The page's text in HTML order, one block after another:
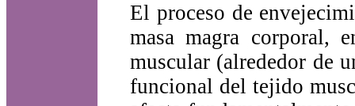
El proceso de
masa magra corporal,
muscular (alrededor de
funcional del tejido